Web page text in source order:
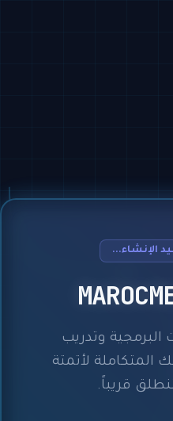
الإنشاء...
البرمجية وتدريب
المتكاملة لأتمتة
قريباً.